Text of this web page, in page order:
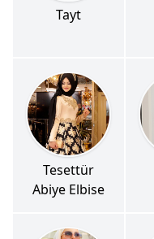
Tayt
Tesettür
Abiye Elbise